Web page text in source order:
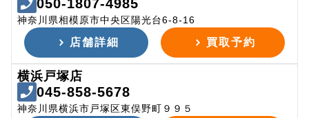
050-1807-4985
神奈川県相模原市中央区陽光台6-8-16
店舗詳細 買取予約
横浜戸塚店
045-858-5678
神奈川県横浜市戸塚区東俣野町９９５